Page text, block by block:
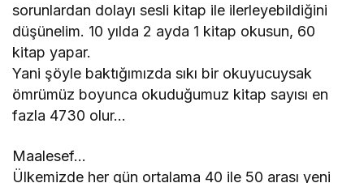
sorunlardan dolayı sesli kitap ile ilerleyebildiğini
düşünelim. 10 yılda 2 ayda 1 kitap okusun, 60
kitap yapar.
Yani şöyle baktığımızda sıkı bir okuyucuysak
ömrümüz boyunca okuduğumuz kitap sayısı en
fazla 4730 olur…
Maalesef…
Ülkemizde her gün ortalama 40 ile 50 arası yeni